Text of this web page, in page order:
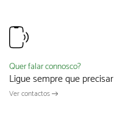
Quer falar connosco?
Ligue sempre que precisar
Ver contactos